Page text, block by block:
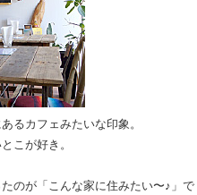
るカフェみたいな印象。
こが好き。
のが「こんな家に住みたい〜♪」で